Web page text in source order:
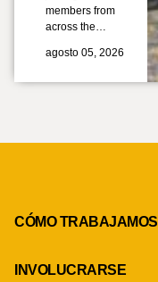
members from
across the…
agosto 05, 2026
CÓMO TRABAJAMOS
INVOLUCRARSE